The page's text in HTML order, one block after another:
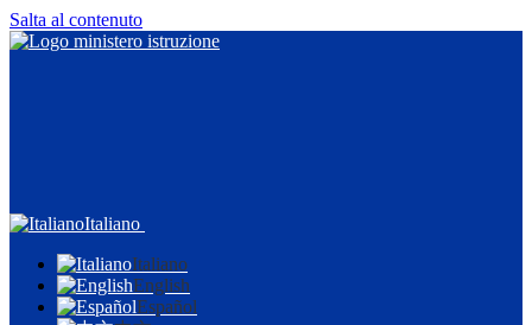
Salta al contenuto
Italiano
Italiano
English
Español